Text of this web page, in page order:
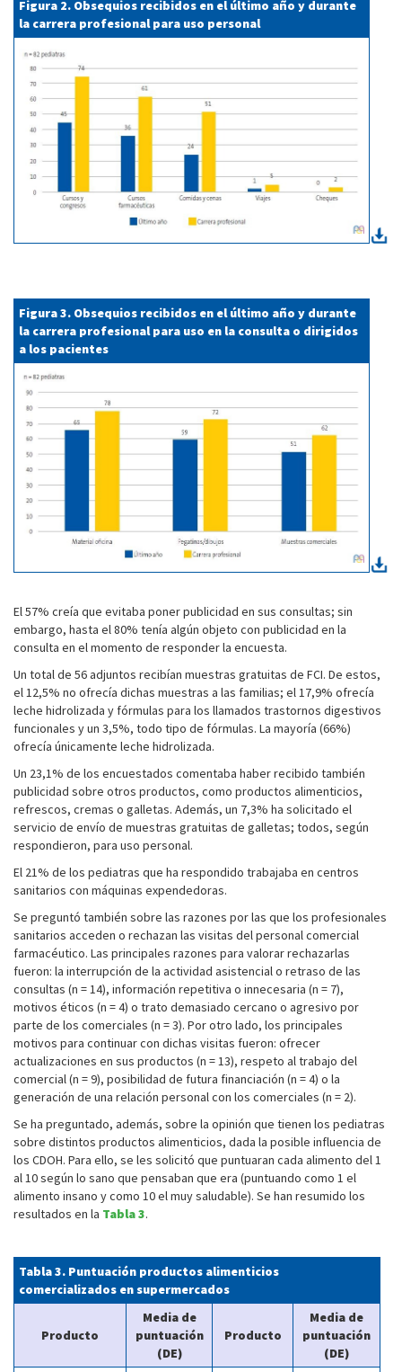
Figura 2. Obsequios recibidos en el último año y durante
la carrera profesional para uso personal
Figura 3. Obsequios recibidos en el último año y durante
la carrera profesional para uso en la consulta o dirigidos
a los pacientes
El 57% creía que evitaba poner publicidad en sus consultas; sin
embargo, hasta el 80% tenía algún objeto con publicidad en la
consulta en el momento de responder la encuesta.
Un total de 56 adjuntos recibían muestras gratuitas de FCI. De estos,
el 12,5% no ofrecía dichas muestras a las familias; el 17,9% ofrecía
leche hidrolizada y fórmulas para los llamados trastornos digestivos
funcionales y un 3,5%, todo tipo de fórmulas. La mayoría (66%)
ofrecía únicamente leche hidrolizada.
Un 23,1% de los encuestados comentaba haber recibido también
publicidad sobre otros productos, como productos alimenticios,
refrescos, cremas o galletas. Además, un 7,3% ha solicitado el
servicio de envío de muestras gratuitas de galletas; todos, según
respondieron, para uso personal.
El 21% de los pediatras que ha respondido trabajaba en centros
sanitarios con máquinas expendedoras.
Se preguntó también sobre las razones por las que los profesionales
sanitarios acceden o rechazan las visitas del personal comercial
farmacéutico. Las principales razones para valorar rechazarlas
fueron: la interrupción de la actividad asistencial o retraso de las
consultas (n = 14), información repetitiva o innecesaria (n = 7),
motivos éticos (n = 4) o trato demasiado cercano o agresivo por
parte de los comerciales (n = 3). Por otro lado, los principales
motivos para continuar con dichas visitas fueron: ofrecer
actualizaciones en sus productos (n = 13), respeto al trabajo del
comercial (n = 9), posibilidad de futura financiación (n = 4) o la
generación de una relación personal con los comerciales (n = 2).
Se ha preguntado, además, sobre la opinión que tienen los pediatras
sobre distintos productos alimenticios, dada la posible influencia de
los CDOH. Para ello, se les solicitó que puntuaran cada alimento del 1
al 10 según lo sano que pensaban que era (puntuando como 1 el
alimento insano y como 10 el muy saludable). Se han resumido los
resultados en la Tabla 3.
Tabla 3. Puntuación productos alimenticios
comercializados en supermercados
Producto
Media de
puntuación
(DE)
Producto
Media de
puntuación
(DE)